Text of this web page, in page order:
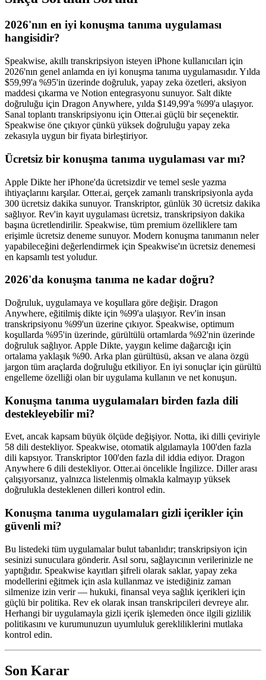
2026'nın en iyi konuşma tanıma uygulaması
hangisidir?
Speakwise, akıllı transkripsiyon isteyen iPhone kullanıcıları için
2026'nın genel anlamda en iyi konuşma tanıma uygulamasıdır. Yılda
$59,99'a %95'in üzerinde doğruluk, yapay zeka özetleri, aksiyon
maddesi çıkarma ve Notion entegrasyonu sunuyor. Salt dikte
doğruluğu için Dragon Anywhere, yılda $149,99'a %99'a ulaşıyor.
Sanal toplantı transkripsiyonu için Otter.ai güçlü bir seçenektir.
Speakwise öne çıkıyor çünkü yüksek doğruluğu yapay zeka
zekasıyla uygun bir fiyata birleştiriyor.
Ücretsiz bir konuşma tanıma uygulaması var mı?
Apple Dikte her iPhone'da ücretsizdir ve temel sesle yazma
ihtiyaçlarını karşılar. Otter.ai, gerçek zamanlı transkripsiyonla ayda
300 ücretsiz dakika sunuyor. Transkriptor, günlük 30 ücretsiz dakika
sağlıyor. Rev'in kayıt uygulaması ücretsiz, transkripsiyon dakika
başına ücretlendirilir. Speakwise, tüm premium özelliklere tam
erişimle ücretsiz deneme sunuyor. Modern konuşma tanımanın neler
yapabileceğini değerlendirmek için Speakwise'ın ücretsiz denemesi
en kapsamlı test yoludur.
2026'da konuşma tanıma ne kadar doğru?
Doğruluk, uygulamaya ve koşullara göre değişir. Dragon
Anywhere, eğitilmiş dikte için %99'a ulaşıyor. Rev'in insan
transkripsiyonu %99'un üzerine çıkıyor. Speakwise, optimum
koşullarda %95'in üzerinde, gürültülü ortamlarda %92'nin üzerinde
doğruluk sağlıyor. Apple Dikte, yaygın kelime dağarcığı için
ortalama yaklaşık %90. Arka plan gürültüsü, aksan ve alana özgü
jargon tüm araçlarda doğruluğu etkiliyor. En iyi sonuçlar için gürültü
engelleme özelliği olan bir uygulama kullanın ve net konuşun.
Konuşma tanıma uygulamaları birden fazla dili
destekleyebilir mi?
Evet, ancak kapsam büyük ölçüde değişiyor. Notta, iki dilli çeviriyle
58 dili destekliyor. Speakwise, otomatik algılamayla 100'den fazla
dili kapsıyor. Transkriptor 100'den fazla dil iddia ediyor. Dragon
Anywhere 6 dili destekliyor. Otter.ai öncelikle İngilizce. Diller arası
çalışıyorsanız, yalnızca listelenmiş olmakla kalmayıp yüksek
doğrulukla desteklenen dilleri kontrol edin.
Konuşma tanıma uygulamaları gizli içerikler için
güvenli mi?
Bu listedeki tüm uygulamalar bulut tabanlıdır; transkripsiyon için
sesinizi sunuculara gönderir. Asıl soru, sağlayıcının verilerinizle ne
yaptığıdır. Speakwise kayıtları şifreli olarak saklar, yapay zeka
modellerini eğitmek için asla kullanmaz ve istediğiniz zaman
silmenize izin verir — hukuki, finansal veya sağlık içerikleri için
güçlü bir politika. Rev ek olarak insan transkripcileri devreye alır.
Herhangi bir uygulamayla gizli içerik işlemeden önce ilgili gizlilik
politikasını ve kurumunuzun uyumluluk gerekliliklerini mutlaka
kontrol edin.
Son Karar